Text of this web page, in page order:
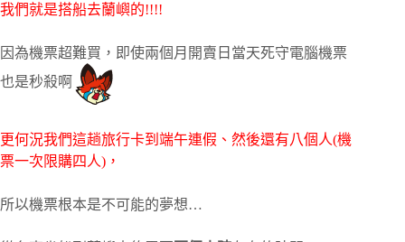
我們就是搭船去蘭嶼的!!!!
因為機票超難買，即使兩個月開賣日當天死守電腦機票
也是秒殺啊
更何況我們這趟旅行卡到端午連假、然後還有八個人(機
票一次限購四人)，
所以機票根本是不可能的夢想…